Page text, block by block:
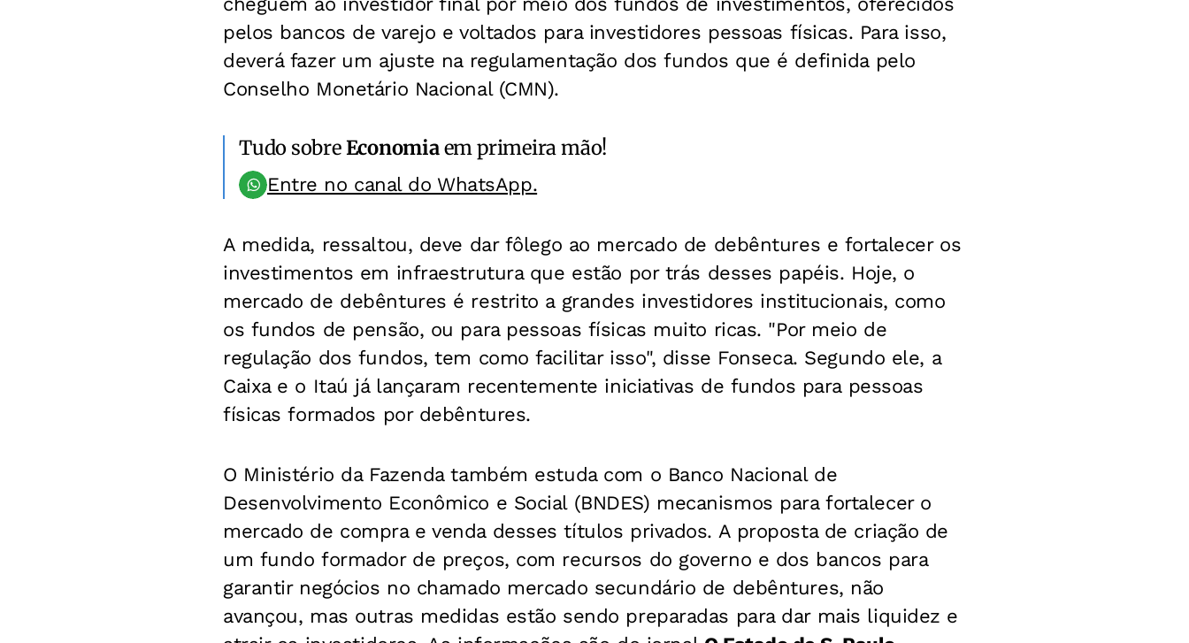
pelos bancos de varejo e voltados para investidores pessoas físicas. Para isso,
deverá fazer um ajuste na regulamentação dos fundos que é definida pelo
Conselho Monetário Nacional (CMN).
Tudo sobreEconomiaem primeira mão!
Entre no canal do WhatsApp.
A medida, ressaltou, deve dar fôlego ao mercado de debêntures e fortalecer os
investimentos em infraestrutura que estão por trás desses papéis. Hoje, o
mercado de debêntures é restrito a grandes investidores institucionais, como
os fundos de pensão, ou para pessoas físicas muito ricas. "Por meio de
regulação dos fundos, tem como facilitar isso", disse Fonseca. Segundo ele, a
Caixa e o Itaú já lançaram recentemente iniciativas de fundos para pessoas
físicas formados por debêntures.
O Ministério da Fazenda também estuda com o Banco Nacional de
Desenvolvimento Econômico e Social (BNDES) mecanismos para fortalecer o
mercado de compra e venda desses títulos privados. A proposta de criação de
um fundo formador de preços, com recursos do governo e dos bancos para
garantir negócios no chamado mercado secundário de debêntures, não
avançou, mas outras medidas estão sendo preparadas para dar mais liquidez e